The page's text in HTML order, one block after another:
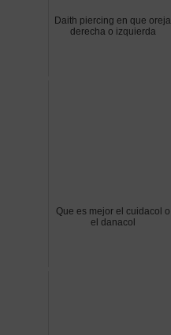
Daith piercing en que oreja
derecha o izquierda
Que es mejor el cuidacol o
el danacol